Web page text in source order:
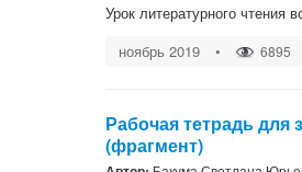
Урок литературного чтения
ноябрь 2019 • 6895
Рабочая тетрадь для
(фрагмент)